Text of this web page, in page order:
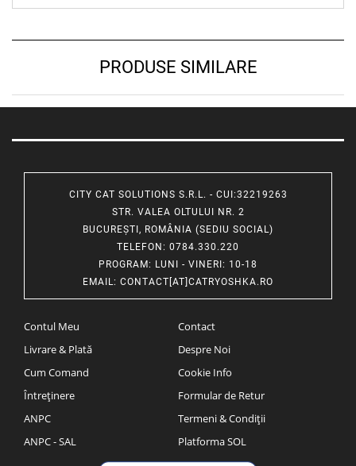
PRODUSE SIMILARE
CITY CAT SOLUTIONS S.R.L. - CUI:32219263
STR. VALEA OLTULUI NR. 2
BUCUREȘTI, ROMÂNIA (SEDIU SOCIAL)
TELEFON : 0784.330.220
PROGRAM: LUNI - VINERI: 10-18
EMAIL: CONTACT[AT]CATRYOSHKA.RO
Contul Meu
Livrare & Plată
Cum Comand
Întreținere
ANPC
ANPC - SAL
Contact
Despre Noi
Cookie Info
Formular de Retur
Termeni & Condiții
Platforma SOL